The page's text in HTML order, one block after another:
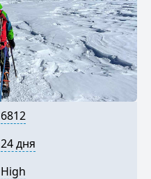
6812
24 дня
High